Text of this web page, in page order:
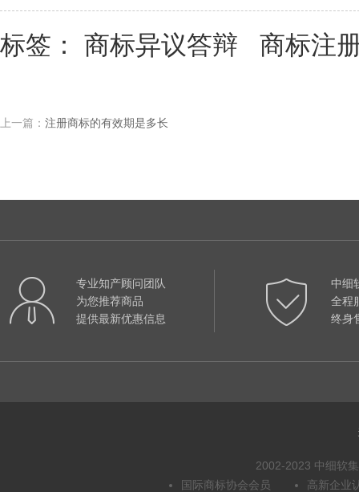
标签： 商标异议答辩 商标注
上一篇： 注册商标的有效期是多长
专业知产顾问团队
为您推荐商品
提供最新优惠信息
中细
全程
终身
2002-2023 中细软
国际商标协会会员
高新企业